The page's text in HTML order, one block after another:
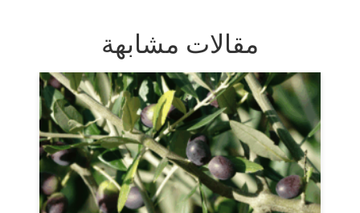
مقالات مشابهة